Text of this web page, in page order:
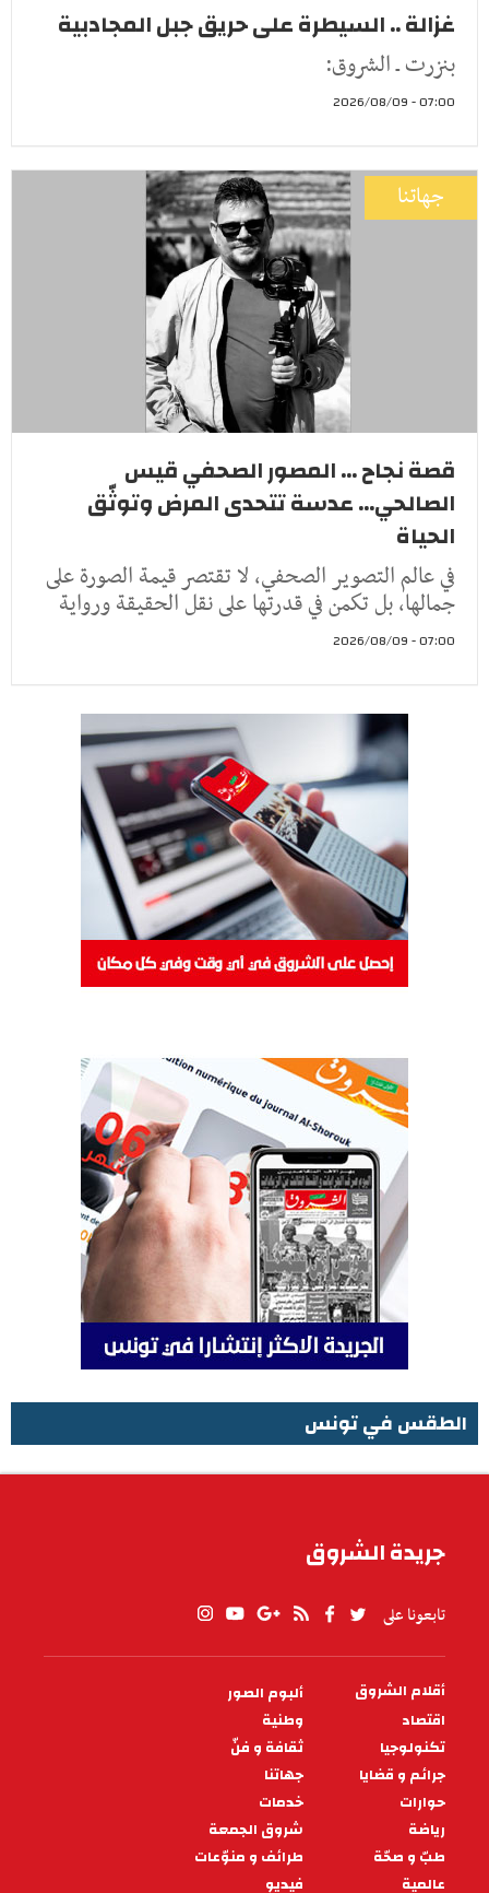
غزالة .. السيطرة على حريق جبل المجادبية
بنزرت ـ الشروق:
07:00 - 2026/08/09
جهاتنا
قصة نجاح ... المصور الصحفي قيس
الصالحي... عدسة تتحدى المرض وتوثّق
الحياة
في عالم التصوير الصحفي، لا تقتصر قيمة الصورة على
جمالها، بل تكمن في قدرتها على نقل الحقيقة ورواية
07:00 - 2026/08/09
الطقس في تونس
جريدة الشروق
تابعونا على
PIED
DE
PAGE
أقلام الشروق
ألبوم الصور
اقتصاد
وطنية
تكنولوجيا
ثقافة و فنّ
جرائم و قضايا
جهاتنا
حوارات
خدمات
رياضة
شروق الجمعة
طبّ و صحّة
طرائف و منوّعات
عالمية
فيديو